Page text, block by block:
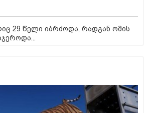
29 წელი იბრძოდა, რადგან ომის